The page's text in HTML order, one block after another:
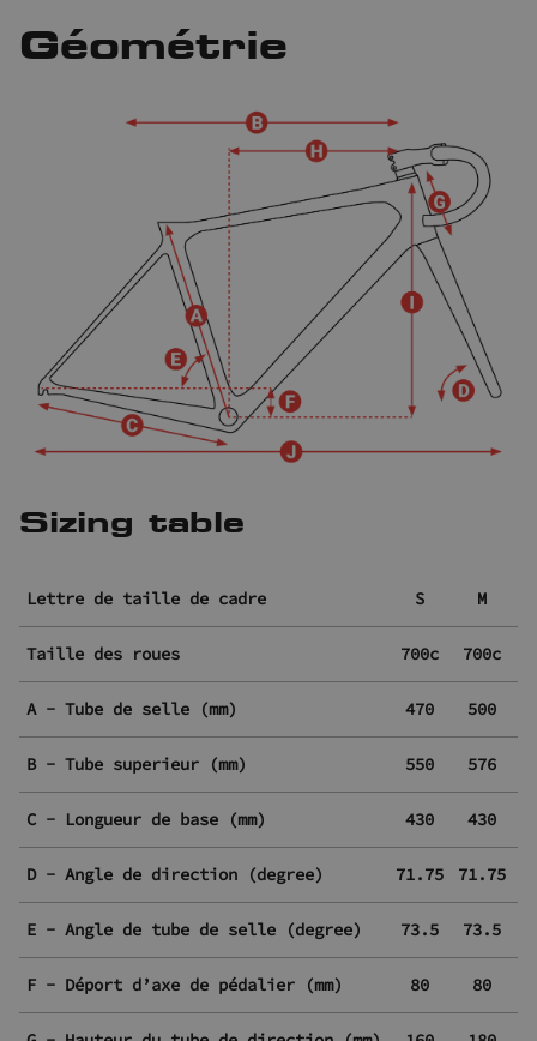
Géométrie
Sizing table
Lettre de taille de cadre S M
Taille des roues 700с 700с
A - Tube de selle (mm) 470 500
B - Tube superieur (mm) 550 576
C - Longueur de base (mm) 430 430
D - Angle de direction (degree) 71.75 71.75
E - Angle de tube de selle (degree) 73.5 73.5
F - Déport d’axe de pédalier (mm) 80 80